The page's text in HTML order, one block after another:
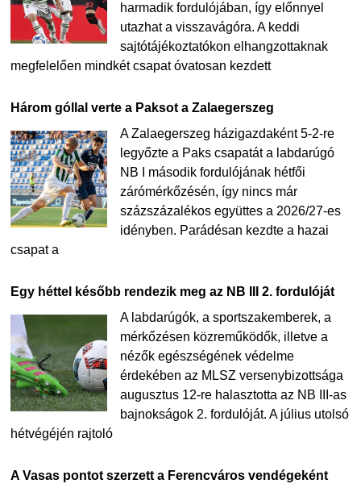
harmadik fordulójában, így előnnyel
utazhat a visszavágóra. A keddi
sajtótájékoztatókon elhangzottaknak
megfelelően mindkét csapat óvatosan kezdett
Három góllal verte a Paksot a Zalaegerszeg
A Zalaegerszeg házigazdaként 5-2-re
legyőzte a Paks csapatát a labdarúgó
NB I második fordulójának hétfői
zárómérkőzésén, így nincs már
százszázalékos együttes a 2026/27-es
idényben. Parádésan kezdte a hazai
csapat a
Egy héttel később rendezik meg az NB III 2. fordulóját
A labdarúgók, a sportszakemberek, a
mérkőzésen közreműködők, illetve a
nézők egészségének védelme
érdekében az MLSZ versenybizottsága
augusztus 12-re halasztotta az NB III-as
bajnokságok 2. fordulóját. A július utolsó
hétvégéjén rajtoló
A Vasas pontot szerzett a Ferencváros vendégeként